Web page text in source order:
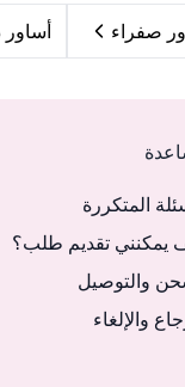
صفراء
المتكررة
يمكنني تقديم طلب؟
والتوصيل
والإلغاء